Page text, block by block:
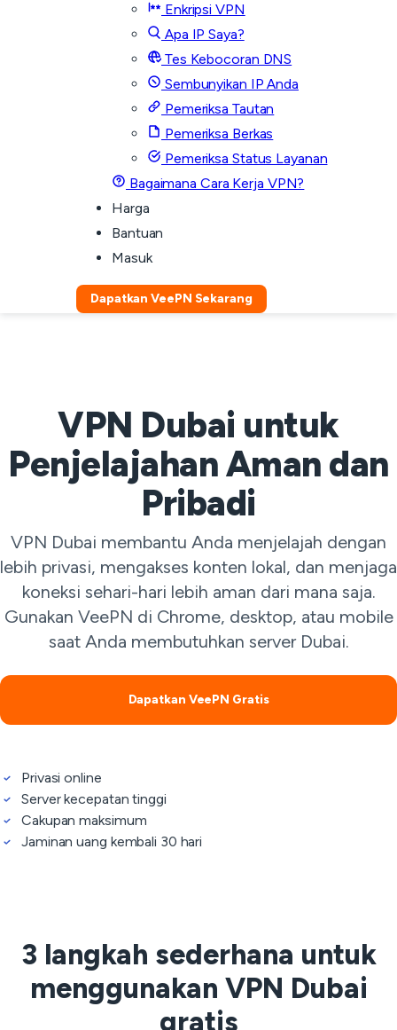
Enkripsi VPN
Apa IP Saya?
Tes Kebocoran DNS
Sembunyikan IP Anda
Pemeriksa Tautan
Pemeriksa Berkas
Pemeriksa Status Layanan
Bagaimana Cara Kerja VPN?
Harga
Bantuan
Masuk
Dapatkan VeePN Sekarang
VPN Dubai untuk
Penjelajahan Aman dan
Pribadi
VPN Dubai membantu Anda menjelajah dengan
lebih privasi, mengakses konten lokal, dan menjaga
koneksi sehari-hari lebih aman dari mana saja.
Gunakan VeePN di Chrome, desktop, atau mobile
saat Anda membutuhkan server Dubai.
Dapatkan VeePN Gratis
Privasi online
Server kecepatan tinggi
Cakupan maksimum
Jaminan uang kembali 30 hari
3 langkah sederhana untuk
menggunakan VPN Dubai
gratis